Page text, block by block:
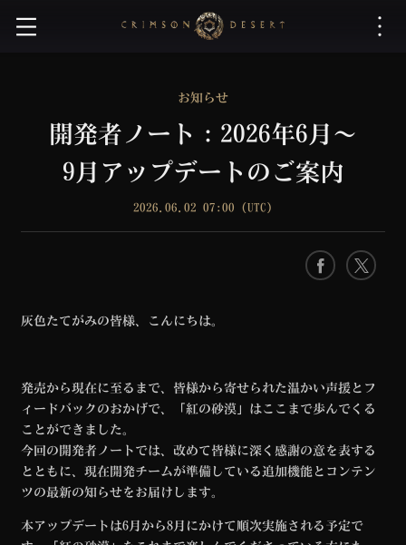
紅
お知らせ
開発者ノート：2026年6月〜
9月アップデートのご案内
2026.06.02 07:00 (UTC)
F
o
X
灰色たてがみの皆様、こんにちは。
発売から現在に至るまで、皆様から寄せられた温かい声援とフ
ィードバックのおかげで、「紅の砂漠」はここまで歩んでくる
ことができました。
今回の開発者ノートでは、改めて皆様に深く感謝の意を表する
とともに、現在開発チームが準備している追加機能とコンテン
ツの最新の知らせをお届けします。
本アップデートは6月から8月にかけて順次実施される予定で